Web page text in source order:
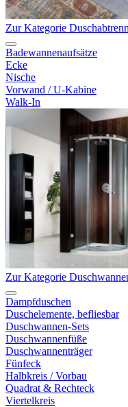
Zur Kategorie
Badewannenaufsätze
Ecke
Nische
Vorwand / U-Kabine
Walk-In
Zur Kategorie
Dampfduschen
Duschelemente, befliesbar
Duschwannen-Sets
Duschwannenfüße
Duschwannenträger
Fünfeck
Halbkreis / Vorbau
Quadrat & Rechteck
Viertelkreis